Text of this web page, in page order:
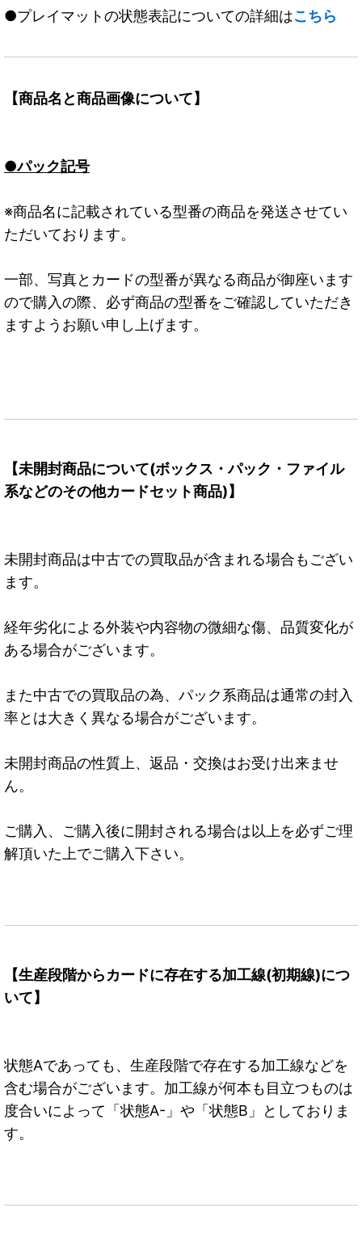
●プレイマットの状態表記についての詳細はこちら
【商品名と商品画像について】
●パック記号
※商品名に記載されている型番の商品を発送させてい
ただいております。
一部、写真とカードの型番が異なる商品が御座います
ので購入の際、必ず商品の型番をご確認していただき
ますようお願い申し上げます。
【未開封商品について(ボックス・パック・ファイル
系などのその他カードセット商品)】
未開封商品は中古での買取品が含まれる場合もござい
ます。
経年劣化による外装や内容物の微細な傷、品質変化が
ある場合がございます。
また中古での買取品の為、パック系商品は通常の封入
率とは大きく異なる場合がございます。
未開封商品の性質上、返品・交換はお受け出来ませ
ん。
ご購入、ご購入後に開封される場合は以上を必ずご理
解頂いた上でご購入下さい。
【生産段階からカードに存在する加工線(初期線)につ
いて】
状態Aであっても、生産段階で存在する加工線などを
含む場合がございます。加工線が何本も目立つものは
度合いによって「状態A-」や「状態B」としておりま
す。